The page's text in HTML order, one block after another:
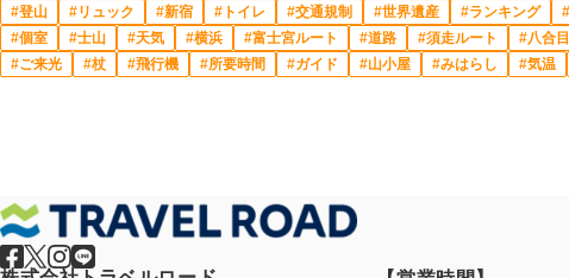
登山
リュック 新宿 トイレ 交通規制 世界遺産 ランキング
個室
士山 天気 横浜 富士宮ルート 道路 須走ルート 八合目
ご来光
杖 飛行機 所要時間 ガイド 山小屋 みはらし 気温